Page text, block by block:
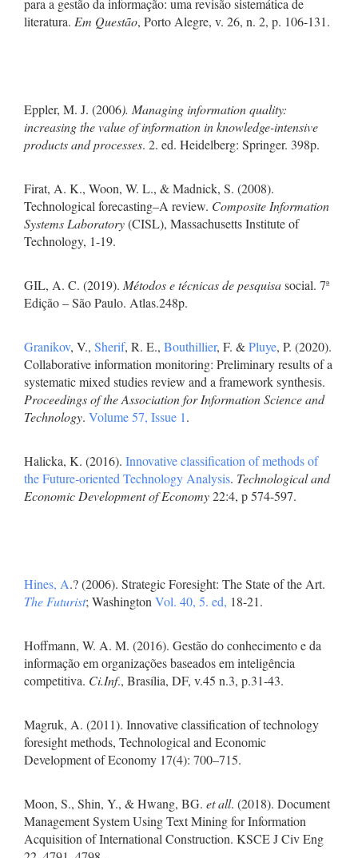
para a gestão da informação: uma revisão sistemática de
literatura. Em Questão, Porto Alegre, v. 26, n. 2, p. 106-131.
Eppler, M. J. (2006). Managing information quality:
increasing the value ofinformation in knowledge-intensive
products and processes. 2. ed. Heidelberg: Springer. 398p.
Firat, A. K., Woon, W. L., & Madnick, S. (2008).
Technological forecasting–A review. Composite Information
Systems Laboratory(CISL), Massachusetts Institute of
Technology, 1-19.
GIL, A. C. (2019). Métodos e técnicas de pesquisasocial. 7ª
Edição – São Paulo. Atlas.248p.
Granikov, V., Sherif, R. E., Bouthillier, F. &Pluye, P. (2020).
Collaborative information monitoring: Preliminary results of a
systematic mixed studies review and a framework synthesis.
Proceedings of the Association for Information Science and
Technology. Volume 57, Issue 1.
Halicka, K. (2016). Innovative classification of methods of
the Future-oriented Technology Analysis. Technological and
Economic Development of Economy22:4, p 574-597.
Hines, A.? (2006). Strategic Foresight: The State of the Art.
The Futurist; WashingtonVol. 40, 5. ed, 18-21.
Hoffmann, W. A. M. (2016). Gestão do conhecimento e da
informação em organizações baseados em inteligência
competitiva. Ci.Inf., Brasília, DF, v.45 n.3, p.31-43.
Magruk, A. (2011). Innovative classification of technology
foresight methods, Technological and Economic
Development of Economy 17(4): 700–715.
Moon, S., Shin, Y., & Hwang, BG. et all. (2018). Document
Management System Using Text Mining for Information
Acquisition of International Construction. KSCE J Civ Eng